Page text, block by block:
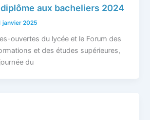
aux bacheliers 2024
janvier 2025
ouvertes du lycée et le Forum des
et des études supérieures,
du